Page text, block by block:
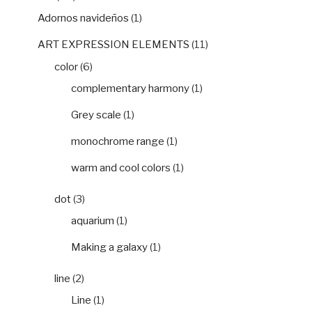
Adornos navideños (1)
ART EXPRESSION ELEMENTS (11)
color(6)
complementary harmony(1)
Grey scale (1)
monochrome range (1)
warm and cool colors (1)
dot(3)
aquarium (1)
Making a galaxy(1)
line (2)
Line (1)